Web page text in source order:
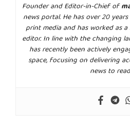
Founder and Editor-in-Chief of
news portal. He has over 20
print media and has worked as
editor. In line with the changing
has recently been actively
space, focusing on delivering
news to